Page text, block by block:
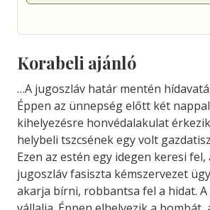
Korabeli ajánló
…A jugoszláv határ mentén
Éppen az ünnepség előtt két
kihelyezésre honvédalakulat
helybeli tszcsének egy volt
Ezen az estén egy idegen keresi fel,
jugoszláv fasiszta kémszervezet
akarja bírni, robbantsa fel a hidat.